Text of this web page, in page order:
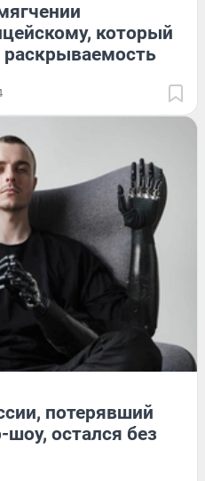
который
потерявший
остался без